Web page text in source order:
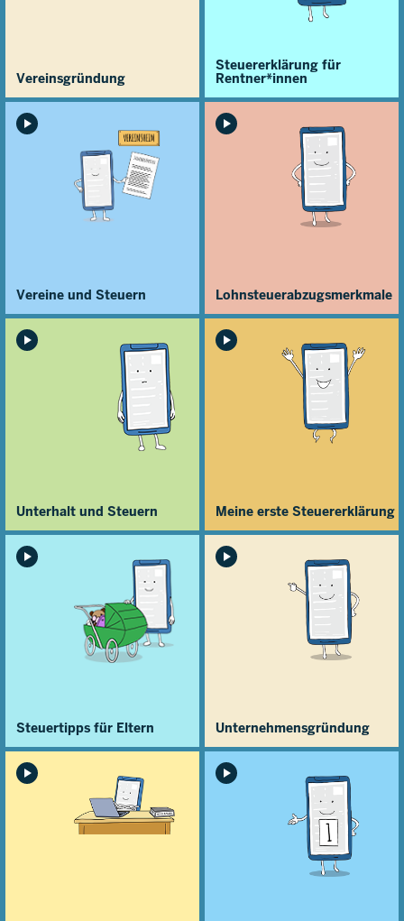
Vereinsgründung
Vereine und Steuern
Unterhalt und Steuern
Steuertipps für Eltern
Steuererklärung für
Rentner*innen
Lohnsteuerabzugs­merkmale
Meine erste Steuererklärung
Unternehmens­gründung